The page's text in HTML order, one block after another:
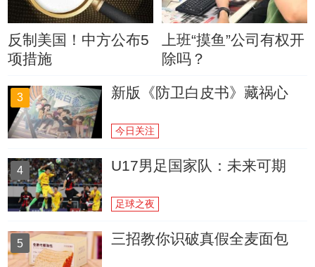
反制美国！中方公布5
项措施
上班“摸鱼”公司有权开
除吗？
3 新版《防卫白皮书》藏祸心
今日关注
4 U17男足国家队：未来可期
足球之夜
5 三招教你识破真假全麦面包